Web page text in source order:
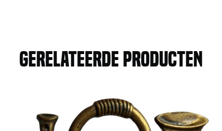
Gerelateerde producten